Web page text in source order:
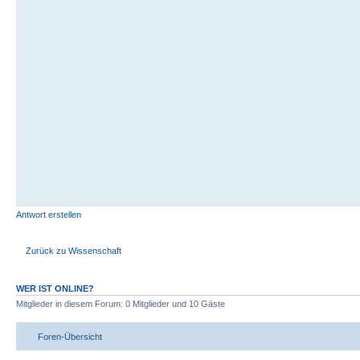
Antwort erstellen
Zurück zu Wissenschaft
WER IST ONLINE?
Mitglieder in diesem Forum: 0 Mitglieder und 10 Gäste
Foren-Übersicht